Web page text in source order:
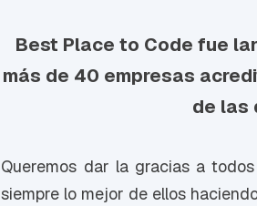
Best Place to Code fue
más de 40 empresas
de las
Queremos dar la gracias a
siempre lo mejor de ellos